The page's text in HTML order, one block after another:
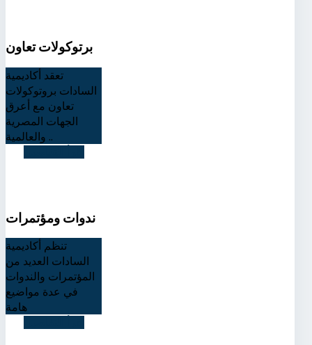
برتوكولات تعاون
تعقد أكاديمية
السادات بروتوكولات
تعاون مع أعرق
الجهات المصرية
والعالمية ..
ندوات ومؤتمرات
تنظم أكاديمية
السادات العديد من
المؤتمرات والندوات
في عدة مواضيع